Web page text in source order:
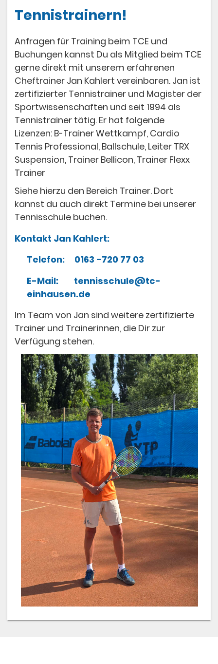
Tennistrainern!
Anfragen für Training beim TCE und
Buchungen kannst Du als Mitglied beim TCE
gerne direkt mit unserem erfahrenen
Cheftrainer Jan Kahlert vereinbaren. Jan ist
zertifizierter Tennistrainer und Magister der
Sportwissenschaften und seit 1994 als
Tennistrainer tätig. Er hat folgende
Lizenzen: B-Trainer Wettkampf, Cardio
Tennis Professional, Ballschule, Leiter TRX
Suspension, Trainer Bellicon, Trainer Flexx
Trainer
Siehe hierzu den Bereich Trainer. Dort
kannst du auch direkt Termine bei unserer
Tennisschule buchen.
Kontakt Jan Kahlert:
Telefon: 0163 -720 77 03
E-Mail: tennisschule@tc-
einhausen.de
Im Team von Jan sind weitere zertifizierte
Trainer und Trainerinnen, die Dir zur
Verfügung stehen.